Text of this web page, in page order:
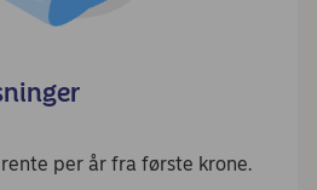
rente per år fra første krone.